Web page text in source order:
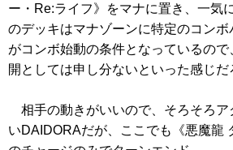
ー・Re:ライフ》
をマナに置き、一気
のデッキはマナゾーンに特定のコンボ
がコンボ始動の条件となっているの
開としては申し分ないといった感じだ
相手の動きがいいので、そろそろア
いDAIDORAだが、ここでも
《悪魔龍